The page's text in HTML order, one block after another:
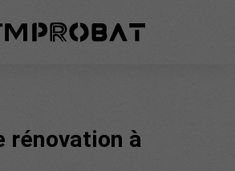
rénovation à